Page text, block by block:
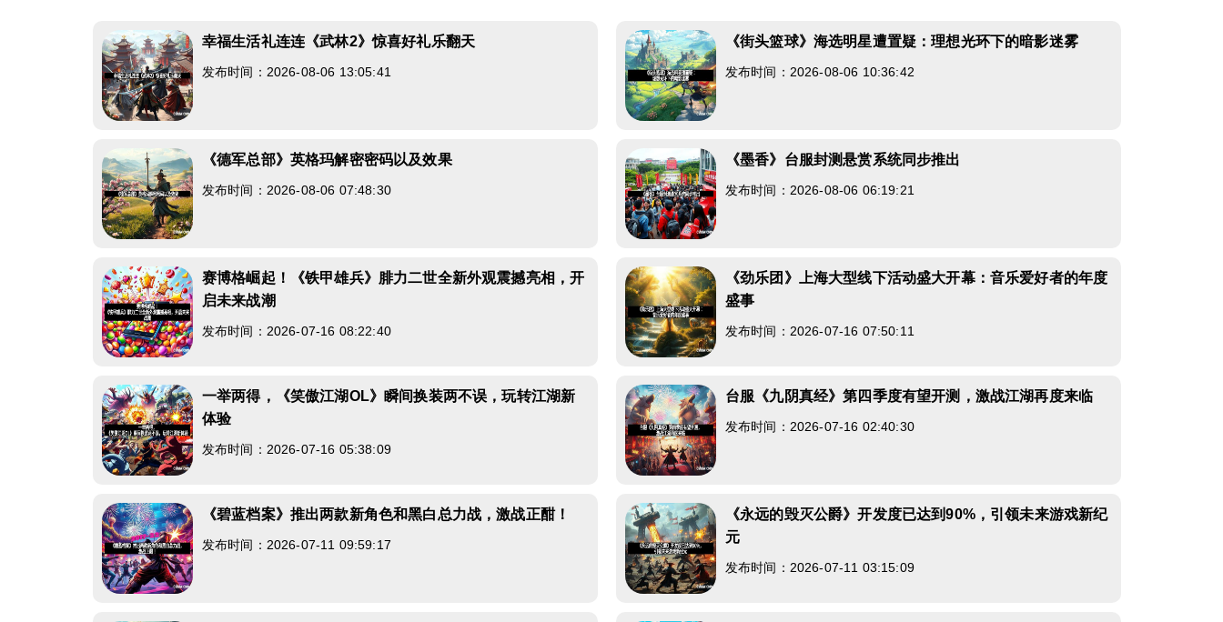
幸福生活礼连连《武林2》惊喜好礼乐翻天
发布时间：2026-08-06 13:05:41
《街头篮球》海选明星遭置疑：理想光环下的暗影迷雾
发布时间：2026-08-06 10:36:42
《德军总部》英格玛解密密码以及效果
发布时间：2026-08-06 07:48:30
《墨香》台服封测悬赏系统同步推出
发布时间：2026-08-06 06:19:21
赛博格崛起！《铁甲雄兵》腓力二世全新外观震撼亮相，开
启未来战潮
发布时间：2026-07-16 08:22:40
《劲乐团》上海大型线下活动盛大开幕：音乐爱好者的年度
盛事
发布时间：2026-07-16 07:50:11
一举两得，《笑傲江湖OL》瞬间换装两不误，玩转江湖新
体验
发布时间：2026-07-16 05:38:09
台服《九阴真经》第四季度有望开测，激战江湖再度来临
发布时间：2026-07-16 02:40:30
《碧蓝档案》推出两款新角色和黑白总力战，激战正酣！
发布时间：2026-07-11 09:59:17
《永远的毁灭公爵》开发度已达到90%，引领未来游戏新纪
元
发布时间：2026-07-11 03:15:09